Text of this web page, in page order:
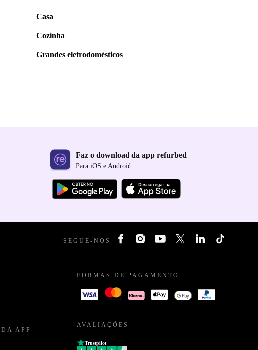
Casa
Cozinha
Grandes eletrodomésticos
Faz o download da app refurbed
Para iOS e Android
SEGUE-NOS
APP
FORMAS DE PAGAMENTO
AVALIAÇÕES
Trustpilot